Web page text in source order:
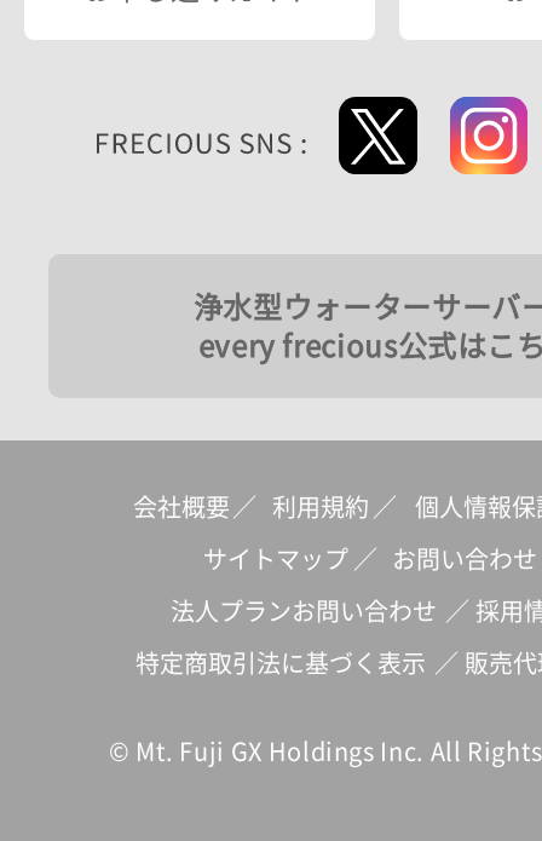
浄水型ウォーターサーバ
every frecious公式はこ
会社概要 ／ 利用規約 ／ 個人情報保
サイトマップ ／ お問い合わせ
法人プランお問い合わせ ／ 採用
特定商取引法に基づく表示 ／ 販売
© Mt. Fuji GX Holdings Inc. All